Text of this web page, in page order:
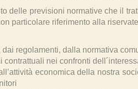
delle previsioni normative che il
particolare riferimento alla
regolamenti, dalla normativa
nei confronti
economica della nostra